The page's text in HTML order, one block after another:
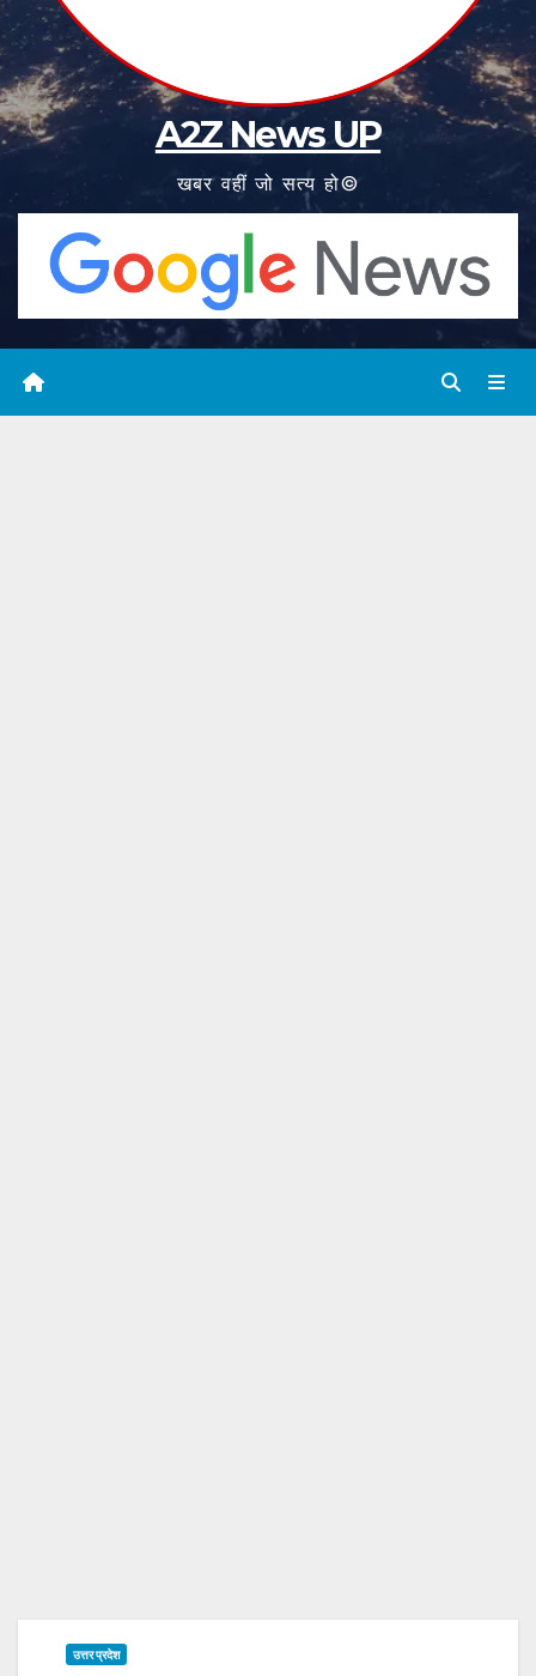
A2Z News UP
खबर वहीं जो सत्य हो©
उत्तर प्रदेश